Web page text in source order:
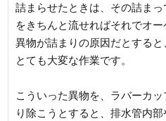
詰まらせたときは、その詰ま
をきちんと流せればそれでオ
異物が詰まりの原因だとする
とても大変な作業です。
こういった異物を、ラバーカ
り除こうとすると、排水管内